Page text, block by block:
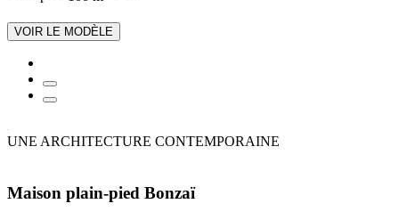
VOIR LE MODÈLE
UNE ARCHITECTURE CONTEMPORAINE
Maison plain-pied Bonzaï